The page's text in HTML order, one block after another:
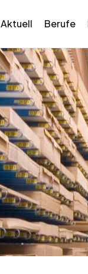
Aktuell Berufe